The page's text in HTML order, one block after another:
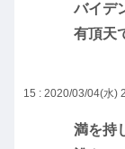
バイデ
有頂天
15 : 2020/03/04(水)
満を持